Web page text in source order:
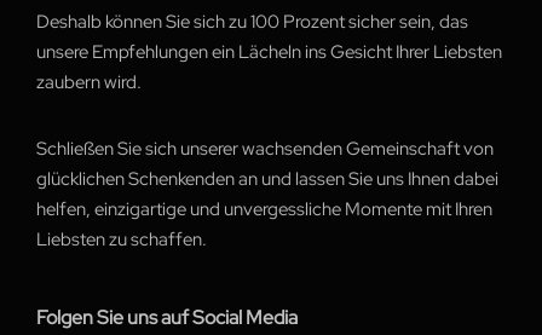
Deshalb können Sie sich zu 100 Prozent sicher sein, das
unsere Empfehlungen ein Lächeln ins Gesicht Ihrer Liebsten
zaubern wird.
Schließen Sie sich unserer wachsenden Gemeinschaft von
glücklichen Schenkenden an und lassen Sie uns Ihnen dabei
helfen, einzigartige und unvergessliche Momente mit Ihren
Liebsten zu schaffen.
Folgen Sie uns auf Social Media